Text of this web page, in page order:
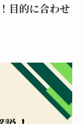
目的に合わせ